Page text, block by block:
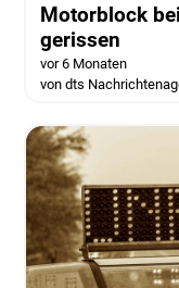
Motorblock
gerissen
vor 6 Monaten
von dts